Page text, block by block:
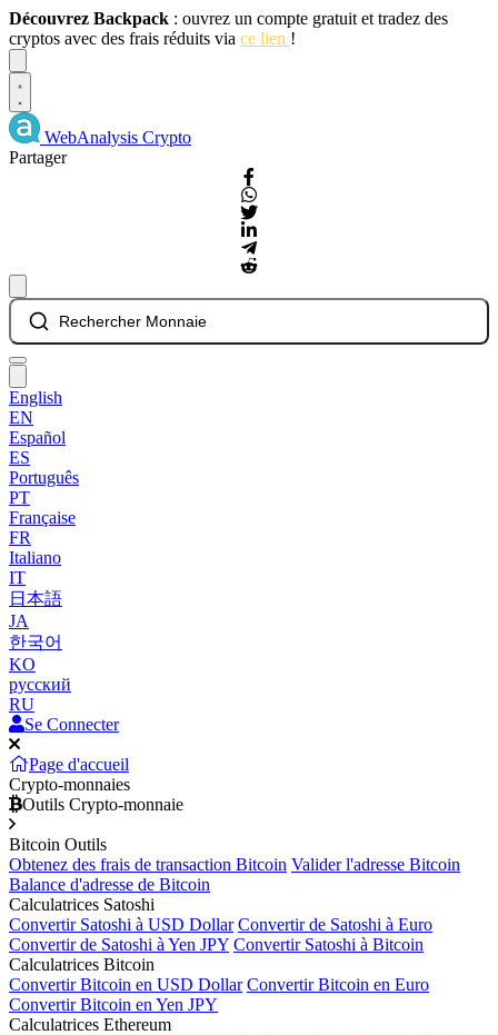
Découvrez Backpack : ouvrez un compte gratuit et tradez des
cryptos avec des frais réduits via ce lien !
WebAnalysis Crypto
Partager
Rechercher Monnaie
English
EN
Español
ES
Português
PT
Française
FR
Italiano
IT
日本語
JA
한국어
KO
русский
RU
Se Connecter
Page d'accueil
Crypto-monnaies
Outils Crypto-monnaie
Bitcoin Outils
Obtenez des frais de transaction Bitcoin Valider l'adresse Bitcoin
Balance d'adresse de Bitcoin
Calculatrices Satoshi
Convertir Satoshi à USD Dollar Convertir de Satoshi à Euro
Convertir de Satoshi à Yen JPY Convertir Satoshi à Bitcoin
Calculatrices Bitcoin
Convertir Bitcoin en USD Dollar Convertir Bitcoin en Euro
Convertir Bitcoin en Yen JPY
Calculatrices Ethereum